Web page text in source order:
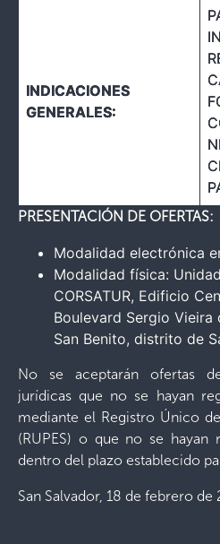
INDICACIONES
GENERALES:
PRESENTACIÓN DE OFERTAS:
Modalidad electrónica
Modalidad física:
CORSATUR, Edificio
Boulevard Sergio
San Benito, distrito de
No se aceptarán ofertas
jurídicas que no se hayan
mediante el Registro Único
(RUPES) o que no se hayan
dentro del plazo establecido
San Salvador, 18 de febrero de